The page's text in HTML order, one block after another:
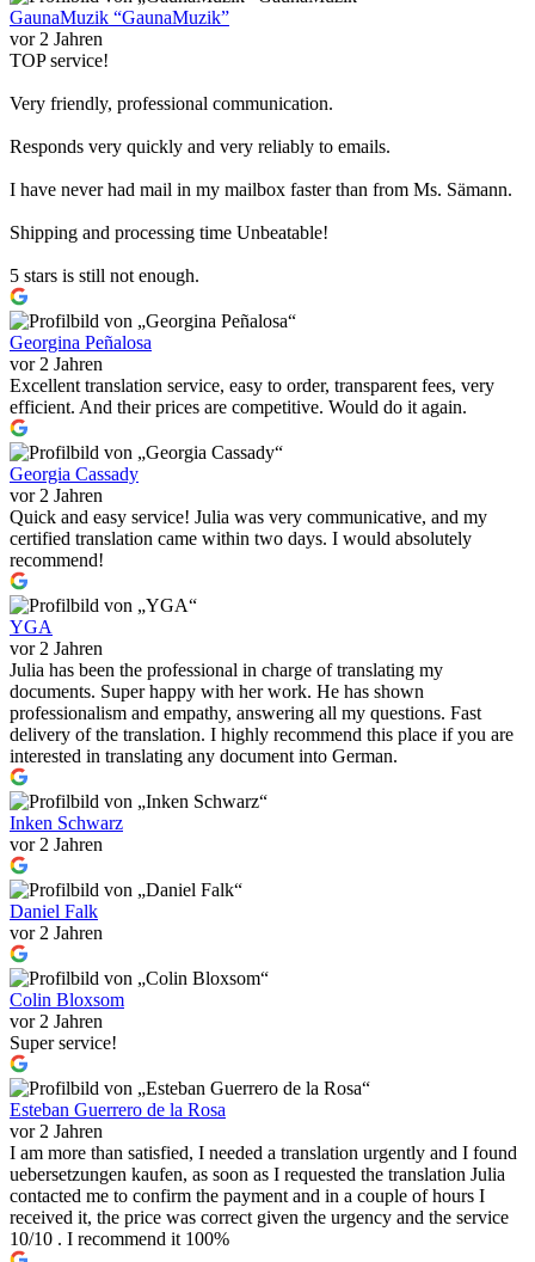
GaunaMuzik “GaunaMuzik”
vor 2 Jahren
TOP service!
Very friendly, professional communication.
Responds very quickly and very reliably to emails.
I have never had mail in my mailbox faster than from Ms. Sämann.
Shipping and processing time Unbeatable!
5 stars is still not enough.
Georgina Peñalosa
vor 2 Jahren
Excellent translation service, easy to order, transparent fees, very
efficient. And their prices are competitive. Would do it again.
Georgia Cassady
vor 2 Jahren
Quick and easy service! Julia was very communicative, and my
certified translation came within two days. I would absolutely
recommend!
YGA
vor 2 Jahren
Julia has been the professional in charge of translating my
documents. Super happy with her work. He has shown
professionalism and empathy, answering all my questions. Fast
delivery of the translation. I highly recommend this place if you are
interested in translating any document into German.
Inken Schwarz
vor 2 Jahren
Daniel Falk
vor 2 Jahren
Colin Bloxsom
vor 2 Jahren
Super service!
Esteban Guerrero de la Rosa
vor 2 Jahren
I am more than satisfied, I needed a translation urgently and I found
uebersetzungen kaufen, as soon as I requested the translation Julia
contacted me to confirm the payment and in a couple of hours I
received it, the price was correct given the urgency and the service
10/10 . I recommend it 100%